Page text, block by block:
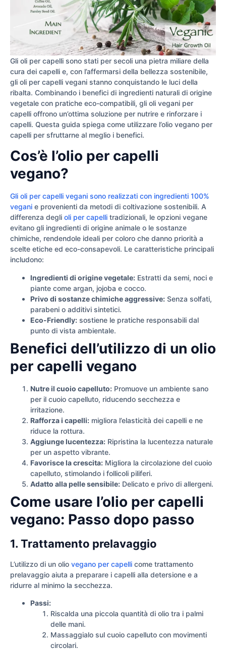
Gli oli per capelli sono stati per secoli una pietra miliare della
cura dei capelli e, con l’affermarsi della bellezza sostenibile,
gli oli per capelli vegani stanno conquistando le luci della
ribalta. Combinando i benefici di ingredienti naturali di origine
vegetale con pratiche eco-compatibili, gli oli vegani per
capelli offrono un’ottima soluzione per nutrire e rinforzare i
capelli. Questa guida spiega come utilizzare l’olio vegano per
capelli per sfruttarne al meglio i benefici.
Cos’è l’olio per capelli
vegano?
Gli oli per capelli vegani sono realizzati con ingredienti 100%
vegani e provenienti da metodi di coltivazione sostenibili. A
differenza degli oli per capelli tradizionali, le opzioni vegane
evitano gli ingredienti di origine animale o le sostanze
chimiche, rendendole ideali per coloro che danno priorità a
scelte etiche ed eco-consapevoli. Le caratteristiche principali
includono:
Ingredienti di origine vegetale: Estratti da semi, noci e
piante come argan, jojoba e cocco.
Privo di sostanze chimiche aggressive: Senza solfati,
parabeni o additivi sintetici.
Eco-Friendly: sostiene le pratiche responsabili dal
punto di vista ambientale.
Benefici dell’utilizzo di un olio
per capelli vegano
Nutre il cuoio capelluto: Promuove un ambiente sano
per il cuoio capelluto, riducendo secchezza e
irritazione.
Rafforza i capelli: migliora l’elasticità dei capelli e ne
riduce la rottura.
Aggiunge lucentezza: Ripristina la lucentezza naturale
per un aspetto vibrante.
Favorisce la crescita: Migliora la circolazione del cuoio
capelluto, stimolando i follicoli piliferi.
Adatto alla pelle sensibile: Delicato e privo di allergeni.
Come usare l’olio per capelli
vegano: Passo dopo passo
1. Trattamento prelavaggio
L’utilizzo di un olio vegano per capelli come trattamento
prelavaggio aiuta a preparare i capelli alla detersione e a
ridurre al minimo la secchezza.
Passi:
Riscalda una piccola quantità di olio tra i palmi
delle mani.
Massaggialo sul cuoio capelluto con movimenti
circolari.